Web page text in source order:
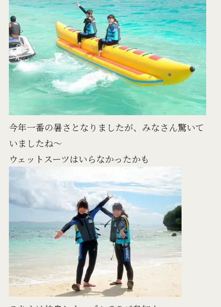
今年一番の暑さとなりましたが、みなさん驚いて
いましたね～
ウェットスーツはいらなかったかも